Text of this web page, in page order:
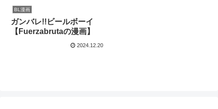
BL漫画
ガンバレ!!ビールボーイ
【Fuerzabrutaの漫画】
2024.12.20